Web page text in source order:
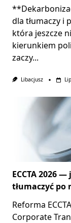
dla tłumaczy i
która jeszcze
kierunkiem
zaczy...
Libacjusz
ECCTA 2026
tłumaczyć po
Reforma
Corporate